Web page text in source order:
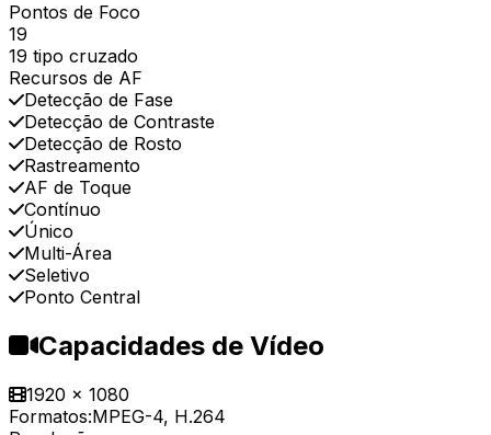
Pontos de Foco
19
19 tipo cruzado
Recursos de AF
Detecção de Fase
Detecção de Contraste
Detecção de Rosto
Rastreamento
AF de Toque
Contínuo
Único
Multi-Área
Seletivo
Ponto Central
Capacidades de Vídeo
1920 x 1080
Formatos:MPEG-4, H.264